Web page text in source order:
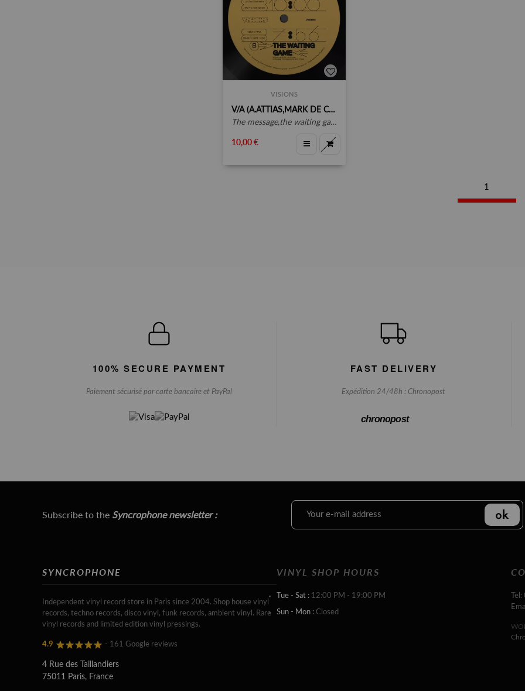
VISIONS
V/A (A.ATTIAS,MARK DE CLIVE-LOWE,H.YOCHIZAWA, JUSTIN CHAPMAN)
the message,the waiting game
10,00 €
1
100% SECURE PAYMENT
Paiement sécurisé par carte bancaire et PayPal
FAST DELIVERY
Expédition 24/48h : Chronopost
chronopost
Subscribe to the Syncrophone newsletter :
SYNCROPHONE
Independent vinyl record store in Paris since 2004. Shop house vinyl
records, techno records, disco vinyl, funk records, ambient vinyl. Rare
vinyl records and limited edition vinyl pressings.
4.9 - 161 Google reviews
4 Rue des Taillandiers
75011 Paris, France
VINYL SHOP HOURS
Tue - Sat : 12:00 PM - 19:00 PM
Sun - Mon : Closed